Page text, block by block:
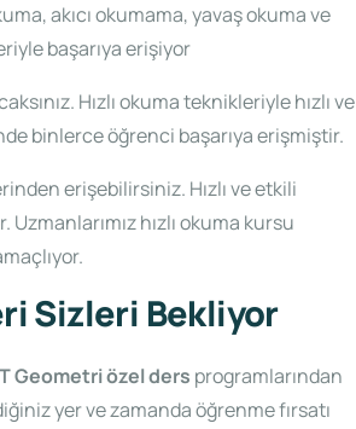
akıcı okumama, yavaş okuma ve
başarıya erişiyor
Hızlı okuma teknikleriyle hızlı ve
binlerce öğrenci başarıya erişmiştir.
erişebilirsiniz. Hızlı ve etkili
hızlı okuma kursu
Sizleri Bekliyor
Geometri özel ders programlarından
yer ve zamanda öğrenme fırsatı